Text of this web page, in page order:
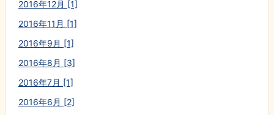
2016年12月 [1]
2016年11月 [1]
2016年9月 [1]
2016年8月 [3]
2016年7月 [1]
2016年6月 [2]